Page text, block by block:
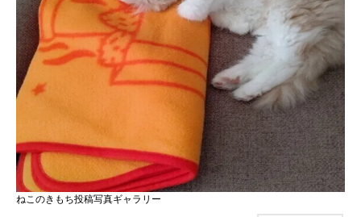
ねこのきもち投稿写真ギャラリー